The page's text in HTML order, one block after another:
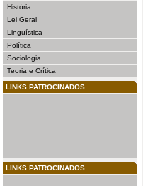
História
Lei Geral
Linguística
Política
Sociologia
Teoria e Crítica
LINKS PATROCINADOS
LINKS PATROCINADOS